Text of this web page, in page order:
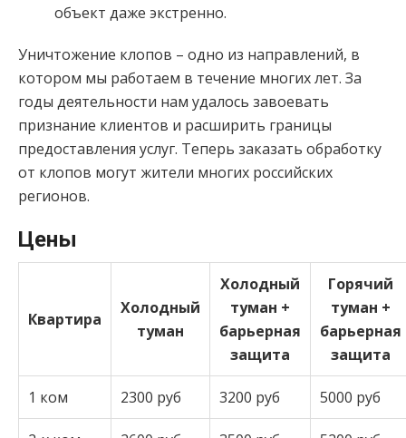
объект даже экстренно.
Уничтожение клопов – одно из направлений, в
котором мы работаем в течение многих лет. За
годы деятельности нам удалось завоевать
признание клиентов и расширить границы
предоставления услуг. Теперь заказать обработку
от клопов могут жители многих российских
регионов.
Цены
Квартира
Холодный
туман
Холодный
туман +
барьерная
защита
Горячий
туман +
барьерная
защита
1 ком 2300 руб 3200 руб 5000 руб